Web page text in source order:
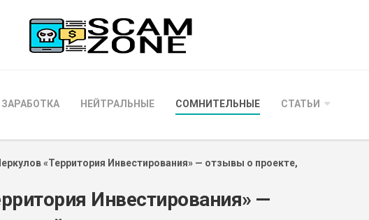
НЕЙТРАЛЬНЫЕ СОМНИТЕЛЬНЫЕ СТАТЬИ
«Территория Инвестирования» — отзывы о проекте,
Инвестирования» —